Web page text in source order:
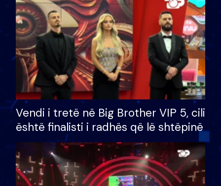
Vendi i tretë në Big Brother VIP 5, cili
është finalisti i radhës që lë shtëpinë